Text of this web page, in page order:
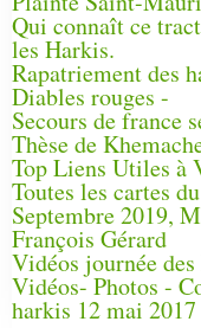
Qui connaît ce
les Harkis.
Rapatriement des
Diables rouges -
Secours de france
Thèse de
Top Liens Utiles à
Toutes les cartes
Septembre 2019,
François Gérard
Vidéos journée
Vidéos- Photos -
harkis 12 mai